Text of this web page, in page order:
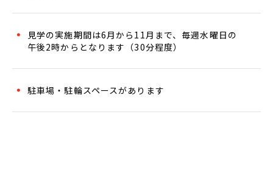
見学の実施期間は6月から11月まで、毎週水曜日の
午後2時からとなります（30分程度）
駐車場・駐輪スペースがあります